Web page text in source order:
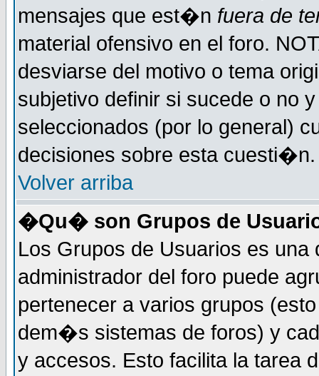
mensajes que est�n fuera de
material ofensivo en el foro.
desviarse del motivo o tema
subjetivo definir si sucede o no
seleccionados (por lo general)
decisiones sobre esta cuesti�n.
Volver arriba
�Qu� son Grupos de
Los Grupos de Usuarios es una
administrador del foro puede
pertenecer a varios grupos
dem�s sistemas de foros) y
y accesos. Esto facilita la tarea